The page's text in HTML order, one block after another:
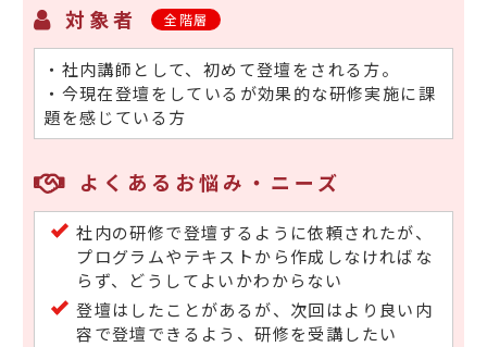
対象者 全階層
・社内講師として、初めて登壇をされる方。
・今現在登壇をしているが効果的な研修実施に課
題を感じている方
よくあるお悩み・ニーズ
社内の研修で登壇するように依頼されたが、
プログラムやテキストから作成しなければな
らず、どうしてよいかわからない
登壇はしたことがあるが、次回はより良い内
容で登壇できるよう、研修を受講したい